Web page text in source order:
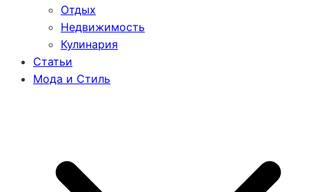
Отдых
Недвижимость
Кулинария
Статьи
Мода и Стиль